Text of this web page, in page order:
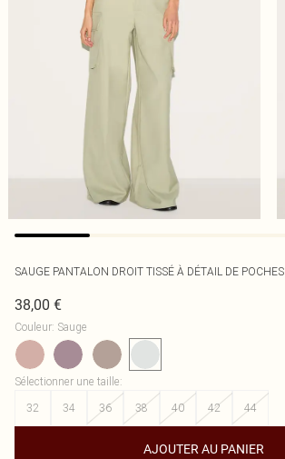
SAUGE PANTALON DROIT TISSÉ À DÉTAIL DE POCHES
38,00 €
Couleur: Sauge
Sélectionner une taille:
32
34 36 38 40 42 44
AJOUTER AU PANIER